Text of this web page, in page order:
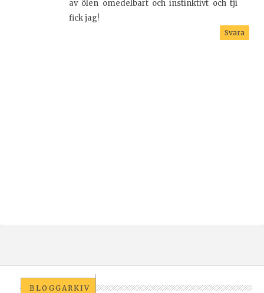
av ölen omedelbart och instinktivt och tji
fick jag!
Svara
BLOGGARKIV